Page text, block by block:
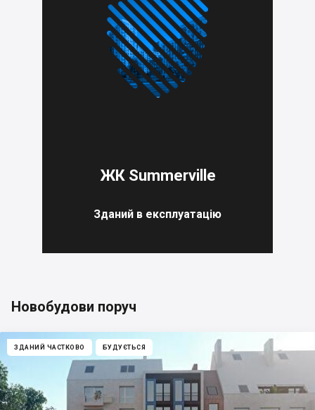
ЖК Summerville
Зданий в експлуатацію
Новобудови поруч
ЗДАНИЙ ЧАСТКОВО БУДУЄТЬСЯ